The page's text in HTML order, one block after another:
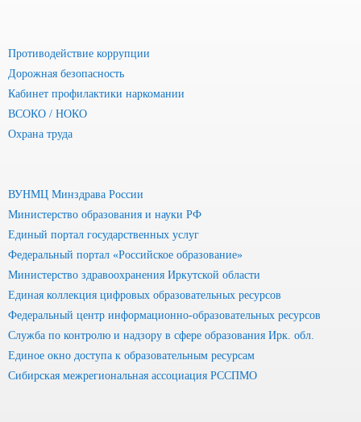
Противодействие коррупции
Дорожная безопасность
Кабинет профилактики наркомании
ВСОКО / НОКО
Охрана труда
ВУНМЦ Минздрава России
Министерство образования и науки РФ
Единый портал государственных услуг
Федеральный портал «Российское образование»
Министерство здравоохранения Иркутской области
Единая коллекция цифровых образовательных ресурсов
Федеральный центр информационно-образовательных ресурсов
Служба по контролю и надзору в сфере образования Ирк. обл.
Единое окно доступа к образовательным ресурсам
Сибирская межрегиональная ассоциация РССПМО